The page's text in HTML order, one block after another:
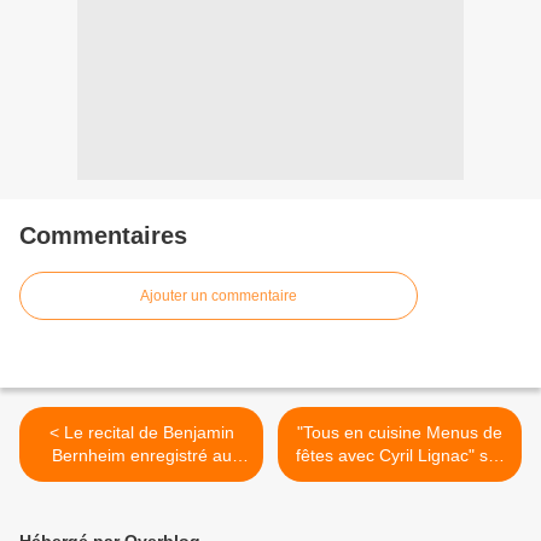
Commentaires
Ajouter un commentaire
< Le recital de Benjamin
Bernheim enregistré au
Festival de Paris diffusé
"Tous en cuisine Menus de
fêtes avec Cyril Lignac" sur
M6 : Les ingrédients de ce